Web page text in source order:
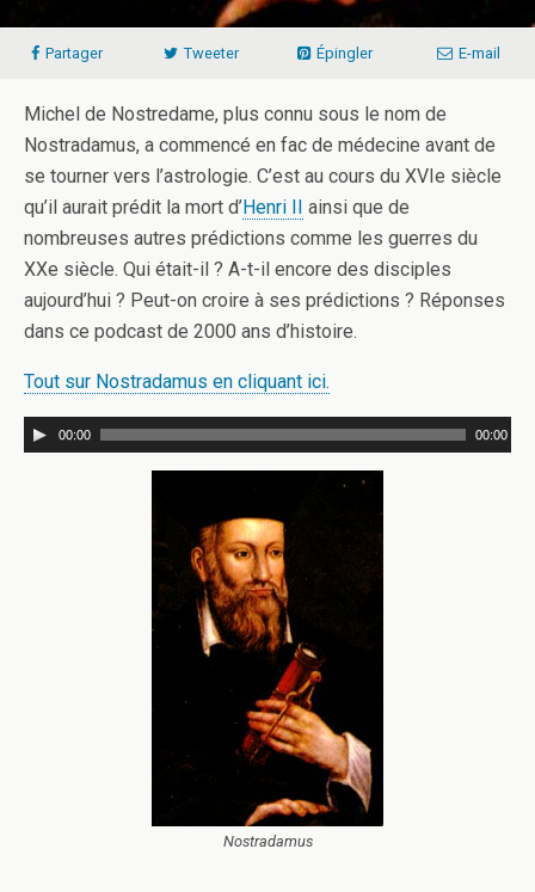
Partager Tweeter Épingler E-mail
Michel de Nostredame, plus connu sous le nom de
Nostradamus, a commencé en fac de médecine avant de
se tourner vers l’astrologie. C’est au cours du XVIe siècle
qu’il aurait prédit la mort d’Henri II ainsi que de
nombreuses autres prédictions comme les guerres du
XXe siècle. Qui était-il ? A-t-il encore des disciples
aujourd’hui ? Peut-on croire à ses prédictions ? Réponses
dans ce podcast de 2000 ans d’histoire.
Tout sur Nostradamus en cliquant ici.
00:00 00:00
Nostradamus